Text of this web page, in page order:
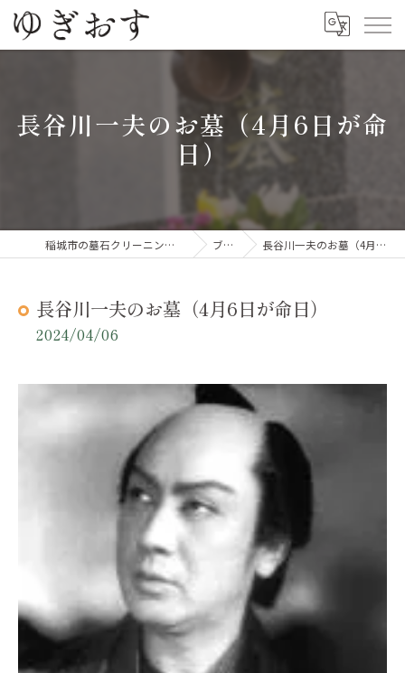
長谷川一夫のお墓（4月6日が命
日）
稲城市の墓石クリーニングならゆぎおす ブログ 長谷川一夫のお墓（4月6日が命日）
長谷川一夫のお墓（4月6日が命日）
2024/04/06